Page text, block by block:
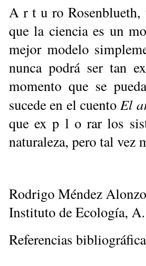
A r t u ro Rosenblueth,
que la ciencia es un
mejor modelo
nunca podrá ser tan
momento que se
sucede en el cuentoEl
que ex p l o rar los
naturaleza, pero tal vez
Ro­dri­go Mén­dez Alon­zo
Ins­ti­tu­to de Eco­lo­gía,
Re­fe­ren­cias